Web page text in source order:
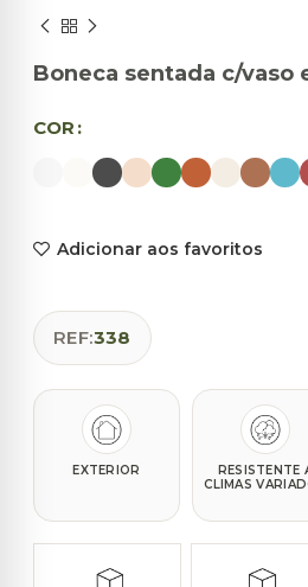
Boneca sentada c/vaso
COR
Adicionar aos favoritos
REF:338
EXTERIOR
RESISTENTE
CLIMAS